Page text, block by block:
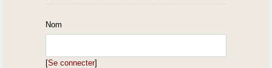
Nom
[Se connecter]